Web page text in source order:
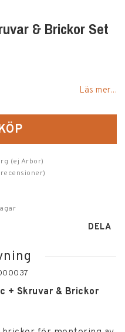
& Brickor Set
Läs mer...
(ej Arbor)
DELA
+ Skruvar & Brickor